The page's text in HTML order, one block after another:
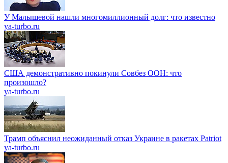
У Малышевой нашли многомиллионный долг: что известно
ya-turbo.ru
США демонстративно покинули Совбез ООН: что
произошло?
ya-turbo.ru
Трамп объяснил неожиданный отказ Украине в ракетах Patriot
ya-turbo.ru